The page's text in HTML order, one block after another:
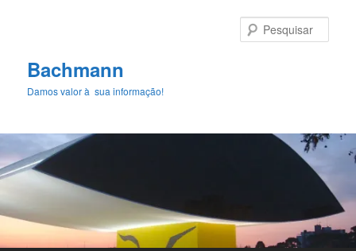
principalBachmann
Damos valor à sua informação!